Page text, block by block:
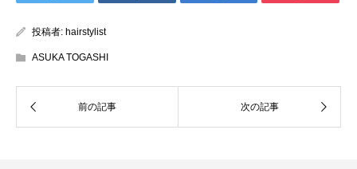
投稿者: hairstylist
ASUKA TOGASHI